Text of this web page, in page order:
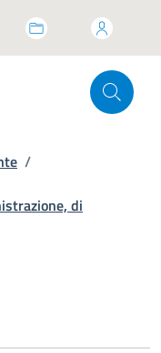
/
di